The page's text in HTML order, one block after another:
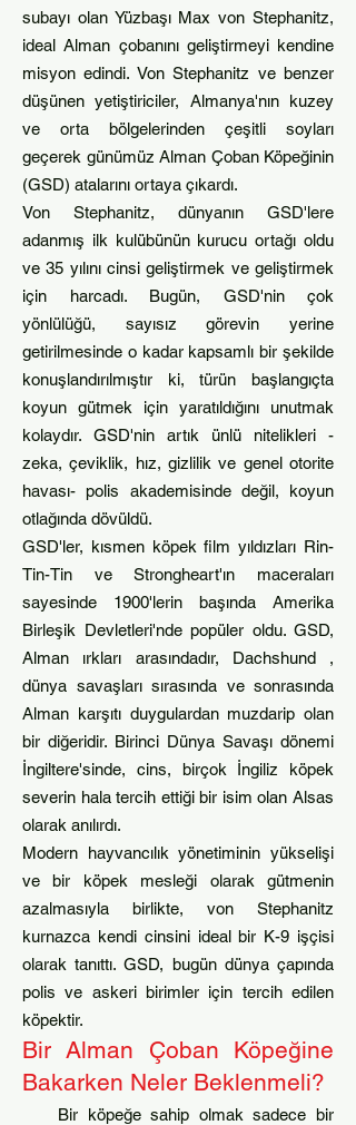
subayı olan Yüzbaşı Max von Stephanitz,
ideal Alman çobanını geliştirmeyi kendine
misyon edindi. Von Stephanitz ve benzer
düşünen yetiştiriciler, Almanya'nın kuzey
ve orta bölgelerinden çeşitli soyları
geçerek günümüz Alman Çoban Köpeğinin
(GSD) atalarını ortaya çıkardı.
Von Stephanitz, dünyanın GSD'lere
adanmış ilk kulübünün kurucu ortağı oldu
ve 35 yılını cinsi geliştirmek ve geliştirmek
için harcadı. Bugün, GSD'nin çok
yönlülüğü, sayısız görevin yerine
getirilmesinde o kadar kapsamlı bir şekilde
konuşlandırılmıştır ki, türün başlangıçta
koyun gütmek için yaratıldığını unutmak
kolaydır. GSD'nin artık ünlü nitelikleri -
zeka, çeviklik, hız, gizlilik ve genel otorite
havası- polis akademisinde değil, koyun
otlağında dövüldü.
GSD'ler, kısmen köpek film yıldızları Rin-
Tin-Tin ve Strongheart'ın maceraları
sayesinde 1900'lerin başında Amerika
Birleşik Devletleri'nde popüler oldu. GSD,
Alman ırkları arasındadır, Dachshund,
dünya savaşları sırasında ve sonrasında
Alman karşıtı duygulardan muzdarip olan
bir diğeridir. Birinci Dünya Savaşı dönemi
İngiltere'sinde, cins, birçok İngiliz köpek
severin hala tercih ettiği bir isim olan Alsas
olarak anılırdı.
Modern hayvancılık yönetiminin yükselişi
ve bir köpek mesleği olarak gütmenin
azalmasıyla birlikte, von Stephanitz
kurnazca kendi cinsini ideal bir K-9 işçisi
olarak tanıttı. GSD, bugün dünya çapında
polis ve askeri birimler için tercih edilen
köpektir.
Bir Alman Çoban Köpeğine
Bakarken Neler Beklenmeli?
Bir köpeğe sahip olmak sadece bir